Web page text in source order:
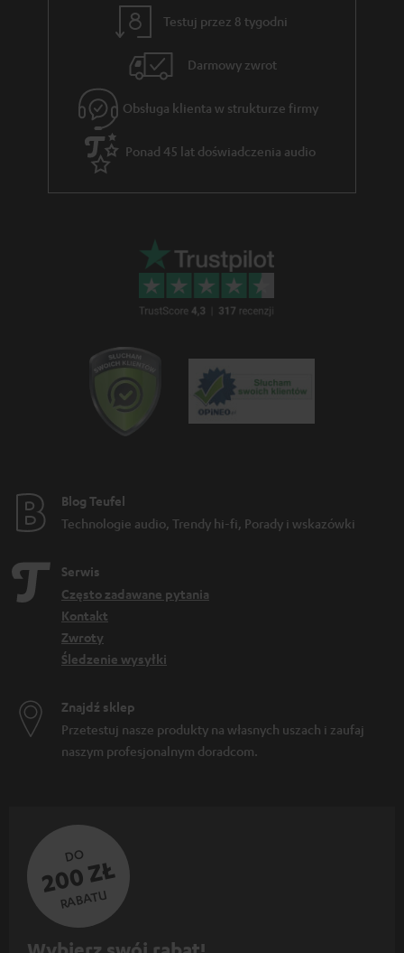
Testuj przez 8 tygodni
Darmowy zwrot
Obsługa klienta w strukturze firmy
Ponad 45 lat doświadczenia audio
Blog Teufel
Technologie audio, Trendy hi-fi, Porady i wskazówki
Serwis
Często zadawane pytania
Kontakt
Zwroty
Śledzenie wysyłki
Znajdź sklep
Przetestuj nasze produkty na własnych uszach i zaufaj
naszym profesjonalnym doradcom.
DO
200 ZŁ
RABATU